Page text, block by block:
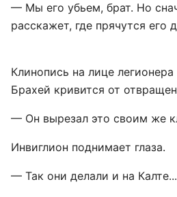
— Мы его убьем, брат. Но
расскажет, где прячутся его
Клинопись на лице
Брахей кривится от
— Он вырезал это своим же
Инвиглион поднимает глаза.
— Так они делали и на Калте...